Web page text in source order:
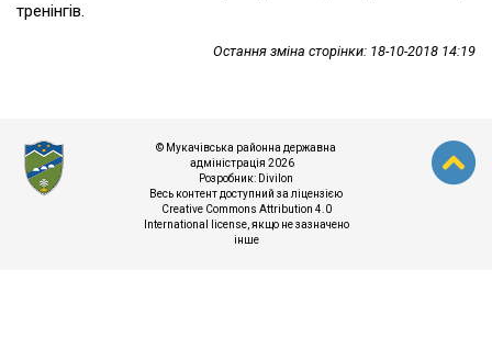
тренінгів.
Остання зміна сторінки: 18-10-2018 14:19
© Мукачівська районна державна
адміністрація 2026
Розробник: Divilon
Весь контент доступний за ліцензією
Creative Commons Attribution 4.0
International license, якщо не зазначено
інше